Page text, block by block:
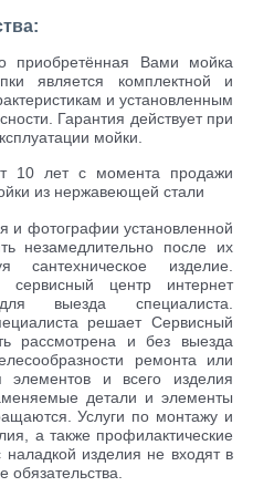
приобретённая Вами мойка
является комплектной и
и установленным
Гарантия действует при
мойки.
10 лет с момента продажи
из нержавеющей стали
и фотографии установленной
незамедлительно после их
сантехническое изделие.
сервисный центр интернет
выезда специалиста.
решает Сервисный
рассмотрена и без выезда
ремонта или
и всего изделия
детали и элементы
Услуги по монтажу и
а также профилактические
изделия не входят в